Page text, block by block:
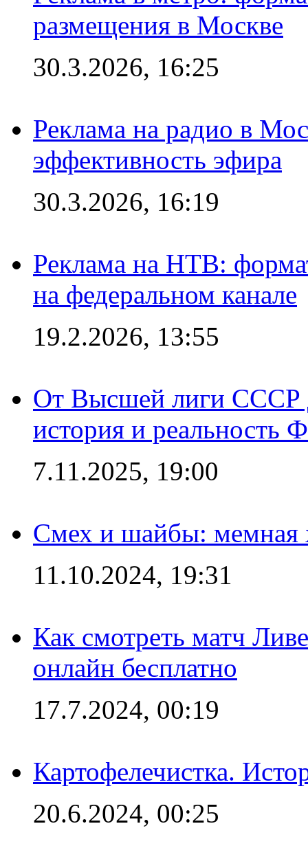
размещения в Москве
30.3.2026, 16:25
Реклама на радио в
эффективность эфира
30.3.2026, 16:19
Реклама на НТВ:
на федеральном канале
19.2.2026, 13:55
От Высшей лиги СССР
история и реальность
7.11.2025, 19:00
Смех и шайбы: мемная
11.10.2024, 19:31
Как смотреть матч
онлайн бесплатно
17.7.2024, 00:19
Картофелечистка.
20.6.2024, 00:25